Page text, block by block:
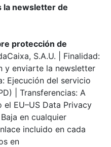
la newsletter de
protección de
S.A.U. | Finalidad:
y enviarte la newsletter
Ejecución del servicio
| Transferencias: A
el EU–US Data Privacy
en cualquier
incluido en cada
en